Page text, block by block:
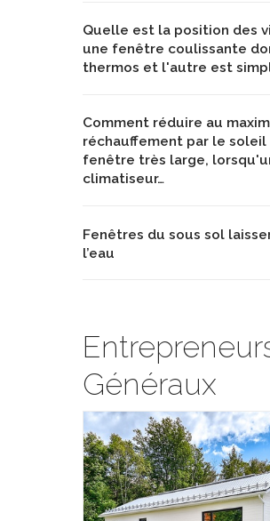
Quelle est la position des
une fenêtre coulissante
thermos et l'autre est
Comment réduire au
réchauffement par le soleil
fenêtre très large,
climatiseur…
Fenêtres du sous sol
l’eau
Généraux